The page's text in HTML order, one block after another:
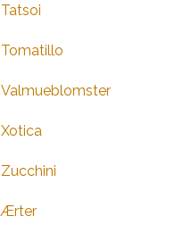
Tatsoi
Tomatillo
Valmueblomster
Xotica
Zucchini
Ærter